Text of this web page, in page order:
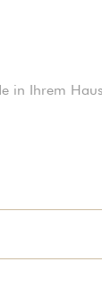
in Ihrem